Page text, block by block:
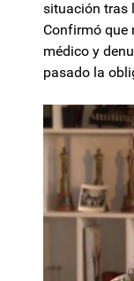
situación tras
Confirmó que
médico y
pasado la